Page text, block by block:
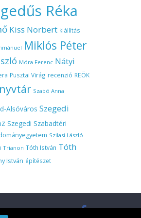
Réka
Kiss Norbert kiállítás
Miklós Péter
Móra Ferenc Nátyi
Pusztai Virág recenzió REÖK
Szabó Anna
Alsóváros Szegedi
Szegedi Szabadtéri
Szilasi László
Trianon Tóth István Tóth
István építészet